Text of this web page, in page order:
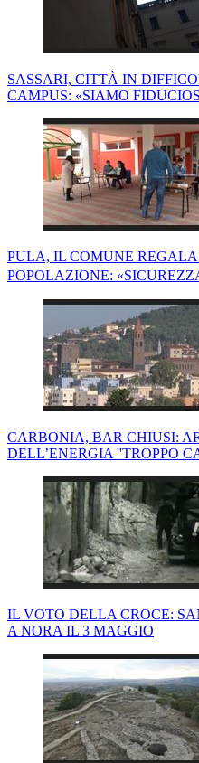
SASSARI, CITTÀ IN
CAMPUS: «SIAMO
PULA, IL COMUNE
POPOLAZIONE:
CARBONIA, BAR CHIUSI:
DELL’ENERGIA ''TROPPO
IL VOTO DELLA CROCE:
A NORA IL 3 MAGGIO